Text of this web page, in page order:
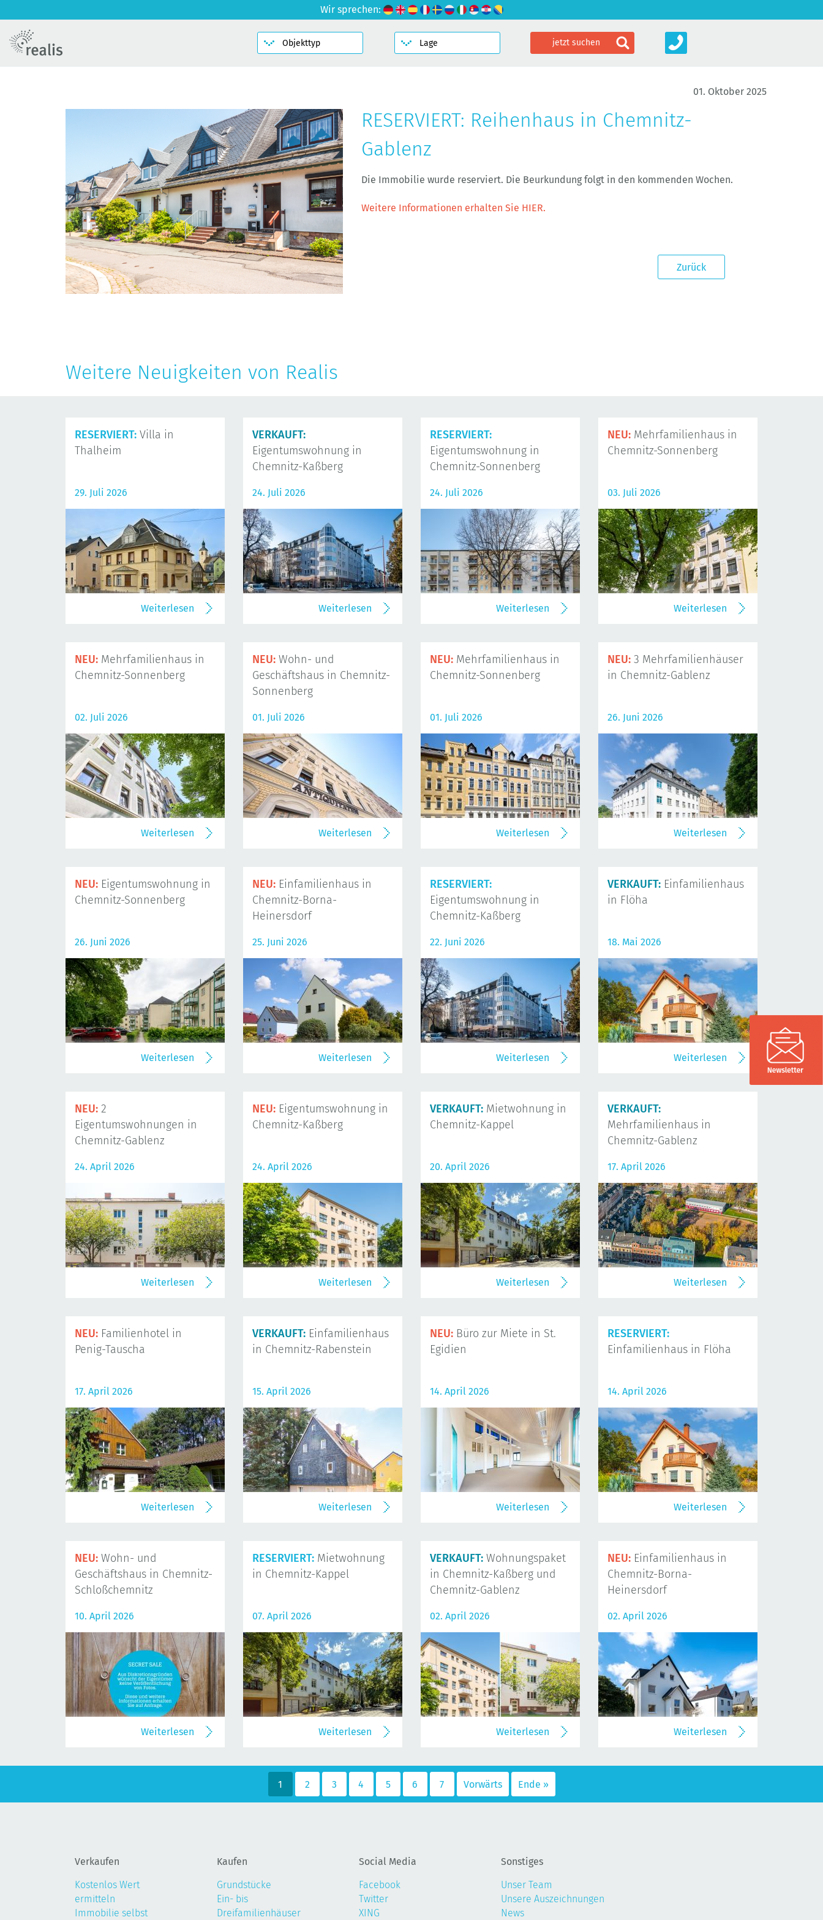
Wir sprechen:
01. Oktober 2025
RESERVIERT: Reihenhaus in Chemnitz-
Gablenz
Die Immobilie wurde reserviert. Die Beurkundung folgt in den kommenden Wochen.
Weitere Informationen erhalten Sie HIER.
Zurück
Weitere Neuigkeiten von Realis
RESERVIERT: Villa in
Thalheim
29. Juli 2026
Weiterlesen
VERKAUFT:
Eigentumswohnung in
Chemnitz-Kaßberg
24. Juli 2026
Weiterlesen
RESERVIERT:
Eigentumswohnung in
Chemnitz-Sonnenberg
24. Juli 2026
Weiterlesen
NEU: Mehrfamilienhaus in
Chemnitz-Sonnenberg
03. Juli 2026
Weiterlesen
NEU: Mehrfamilienhaus in
Chemnitz-Sonnenberg
02. Juli 2026
Weiterlesen
NEU: Wohn- und
Geschäftshaus in Chemnitz-
Sonnenberg
01. Juli 2026
Weiterlesen
NEU: Mehrfamilienhaus in
Chemnitz-Sonnenberg
01. Juli 2026
Weiterlesen
NEU: 3 Mehrfamilienhäuser
in Chemnitz-Gablenz
26. Juni 2026
Weiterlesen
NEU: Eigentumswohnung in
Chemnitz-Sonnenberg
26. Juni 2026
Weiterlesen
NEU: Einfamilienhaus in
Chemnitz-Borna-
Heinersdorf
25. Juni 2026
Weiterlesen
RESERVIERT:
Eigentumswohnung in
Chemnitz-Kaßberg
22. Juni 2026
Weiterlesen
VERKAUFT: Einfamilienhaus
in Flöha
18. Mai 2026
Weiterlesen
NEU: 2
Eigentumswohnungen in
Chemnitz-Gablenz
24. April 2026
Weiterlesen
NEU: Eigentumswohnung in
Chemnitz-Kaßberg
24. April 2026
Weiterlesen
VERKAUFT: Mietwohnung in
Chemnitz-Kappel
20. April 2026
Weiterlesen
VERKAUFT:
Mehrfamilienhaus in
Chemnitz-Gablenz
17. April 2026
Weiterlesen
NEU: Familienhotel in
Penig-Tauscha
17. April 2026
Weiterlesen
VERKAUFT: Einfamilienhaus
in Chemnitz-Rabenstein
15. April 2026
Weiterlesen
NEU: Büro zur Miete in St.
Egidien
14. April 2026
Weiterlesen
RESERVIERT:
Einfamilienhaus in Flöha
14. April 2026
Weiterlesen
NEU: Wohn- und
Geschäftshaus in Chemnitz-
Schloßchemnitz
10. April 2026
Weiterlesen
RESERVIERT: Mietwohnung
in Chemnitz-Kappel
07. April 2026
Weiterlesen
VERKAUFT: Wohnungspaket
in Chemnitz-Kaßberg und
Chemnitz-Gablenz
02. April 2026
Weiterlesen
NEU: Einfamilienhaus in
Chemnitz-Borna-
Heinersdorf
02. April 2026
Weiterlesen
1 2 3 4 5 6 7 Vorwärts Ende »
Verkaufen
Kostenlos Wert
ermitteln
Immobilie selbst
Kaufen
Grundstücke
Ein- bis
Dreifamilienhäuser
Social Media
Facebook
Twitter
XING
Sonstiges
Unser Team
Unsere Auszeichnungen
News